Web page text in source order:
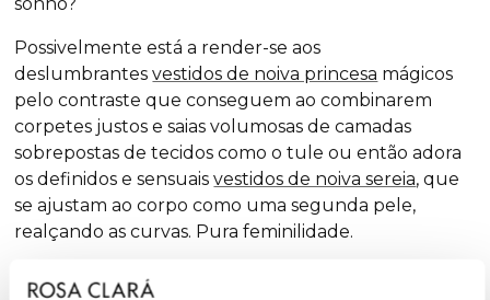
sonho?
Possivelmente está a render-se aos
deslumbrantesvestidos de noiva princesa mágicos
pelo contraste que conseguem ao combinarem
corpetes justos e saias volumosas de camadas
sobrepostas de tecidos como o tule ou então adora
os definidos e sensuaisvestidos de noiva sereia, que
se ajustam ao corpo como uma segunda pele,
realçando as curvas. Pura feminilidade.
Gosta dos clássicos